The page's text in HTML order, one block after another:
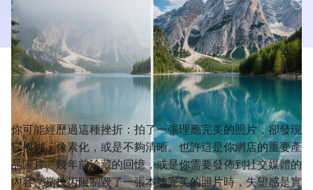
你可能經歷過這種挫折：拍了一張理應完美的照片，卻發現
它模糊、像素化，或是不夠清晰。也許這是你網店的重要產
品圖片、幾年前珍藏的回憶，或是你需要發佈到社交媒體的
內容。當技術限制毀了一張本該完美的照片時，失望感是實